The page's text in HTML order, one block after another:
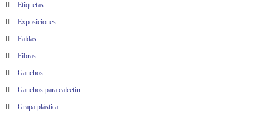
Etiquetas
Exposiciones
Faldas
Fibras
Ganchos
Ganchos para calcetín
Grapa plástica